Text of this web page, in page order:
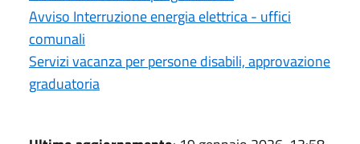
Avviso Interruzione energia elettrica - uffici
comunali
Servizi vacanza per persone disabili, approvazione
graduatoria